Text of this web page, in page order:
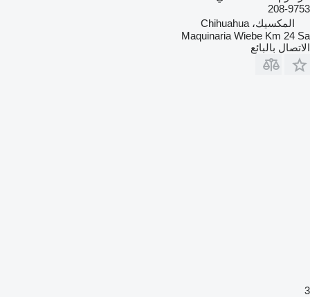
208-9753
المكسيك، Chihuahua
Maquinaria Wiebe Km 24 Sa
الاتصال بالبائع
3